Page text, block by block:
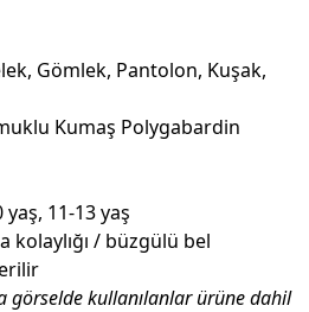
Gömlek, Pantolon, Kuşak,
Kumaş Polygabardin
yaş, 11-13 yaş
kolaylığı / büzgülü bel
görselde kullanılanlar ürüne dahil